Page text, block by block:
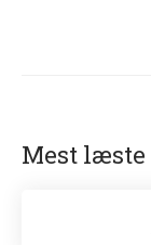
Mest læste